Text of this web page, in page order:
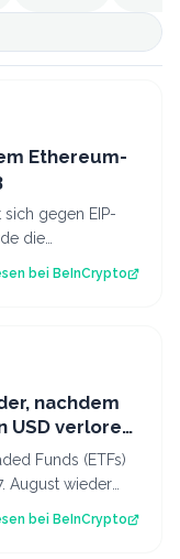
Ethereum-
gegen EIP-
die
bei BeInCrypto
nachdem
USD verloren
Funds (ETFs)
August wieder
bei BeInCrypto